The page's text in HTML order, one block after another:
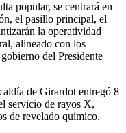
popular, se centrará en
el pasillo principal, el
la operatividad
alineado con los
del Presidente
de Girardot entregó 8
servicio de rayos X,
de revelado químico.